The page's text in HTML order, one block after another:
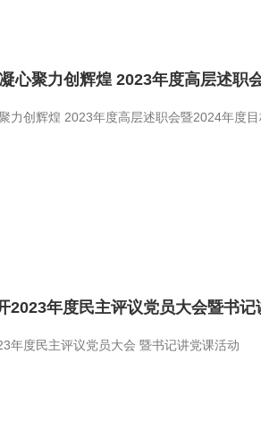
心聚力创辉煌 2023年度高层述职
力创辉煌 2023年度高层述职会暨2024年度
2023年度民主评议党员大会暨书记
年度民主评议党员大会 暨书记讲党课活动